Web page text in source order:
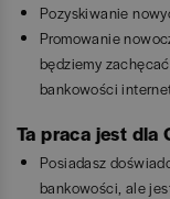
Pozyskiwanie
Promowanie
będziemy
bankowości
Ta praca jest dla
Posiadasz
bankowości, ale